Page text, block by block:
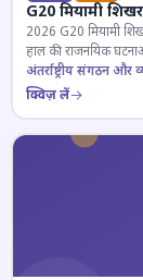
G20 मियामी
2026 G20 मियामी
हाल की राजनयिक
अंतर्राष्ट्रीय संगठन और
क्विज़ लें